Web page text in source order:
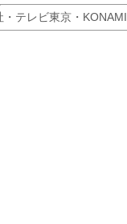
テレビ東京・KONAMI